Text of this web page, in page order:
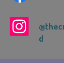
d